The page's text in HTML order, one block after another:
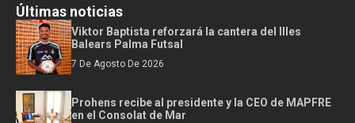
Últimas noticias
Viktor Baptista reforzará la cantera del Illes
Balears Palma Futsal
7 De Agosto De 2026
Prohens recibe al presidente y la CEO de MAPFRE
en el Consolat de Mar